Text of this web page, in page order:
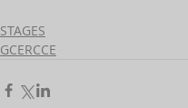
STAGES
GCERCCE